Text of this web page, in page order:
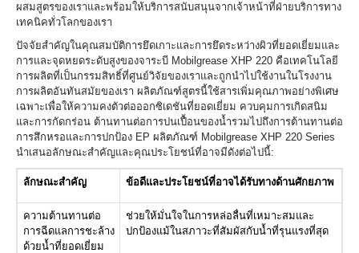
ผสมสูตรของเราและพร้อมให้บริการสนับสนุนจากเจ้าหน้าที่ฝ่ายบริการทาง
เทคนิคทั่วโลกของเรา
ปัจจัยสำคัญในคุณสมบัติการยึดเกาะและการยึดระหว่างผิวที่ยอดเยี่ยมและ
การและจุดหยดระดับสูงของจาระบี Mobilgrease XHP 220 คือเทคโนโลยี
การผลิตที่เป็นกรรมสิทธิ์ที่ศูนย์วิจัยของเราและถูกนำไปใช้งานในโรงงาน
การผลิตอันทันสมัยของเรา ผลิตภัณฑ์สูตรนี้ใช้สารเพิ่มคุณภาพอย่างพิเศษ
เฉพาะเพื่อให้ความคงตัวต่อออกซิเดชันที่ยอดเยี่ยม ควบคุมการเกิดสนิม
และการกัดกร่อน ต้านทานต่อการปนเปื้อนของน้ำรวมไปถึงการต้านทานต่อ
การสึกหรอและการปกป้อง EP ผลิตภัณฑ์ Mobilgrease XHP 220 Series
นำเสนอลักษณะสำคัญและคุณประโยชน์ที่อาจมีดังต่อไปนี้:
ลักษณะสำคัญ ข้อดีและประโยชน์ที่อาจได้รับทางด้านศักยภาพ
ความต้านทานต่อ
การฉีดแลการชะล้าง
ด้วยน้ำที่ยอดเยี่ยม
ช่วยให้มั่นใจในการหล่อลื่นที่เหมาะสมและ
ปกป้องแม้ในสภาวะที่สัมผัสกับน้ำที่รุนแรงที่สุด